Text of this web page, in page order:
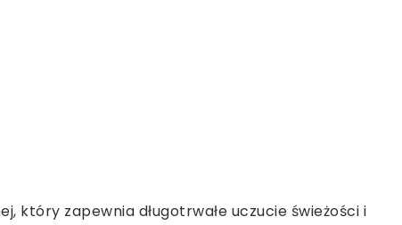
który zapewnia długotrwałe uczucie świeżości i